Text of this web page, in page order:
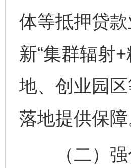
体等抵押贷
新“集群辐射
地、创业园
落地提供保障
（二）强